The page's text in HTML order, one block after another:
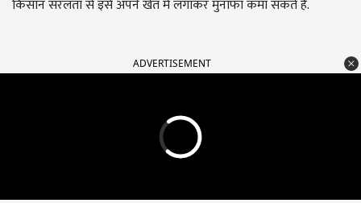
किसान सरलता से इसे अपने खेत में लगाकर मुनाफा कमा सकते है.
ADVERTISEMENT